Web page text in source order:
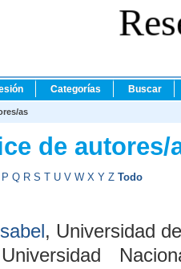
Categorías Buscar
as
de autores/
P Q R S T U V W X Y Z Todo
, Universidad